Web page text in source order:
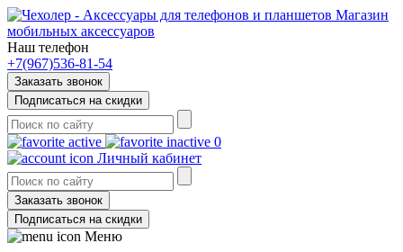
Магазин
мобильных аксессуаров
Наш телефон
+7(967)536-81-54
Заказать звонок
Подписаться на скидки
0
Личный кабинет
Заказать звонок
Подписаться на скидки
Меню